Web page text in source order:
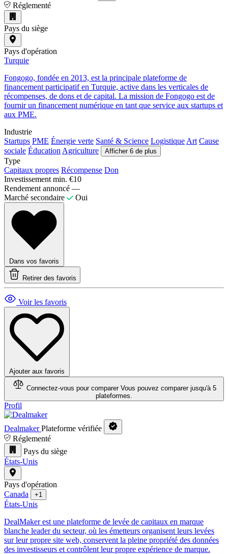
Réglementé
Pays du siège
Pays d'opération
Turquie
Fongogo, fondée en 2013, est la principale plateforme de
financement participatif en Turquie, active dans les verticales de
récompenses, de dons et de capital. La mission de Fongogo est de
fournir un financement numérique en tant que service aux startups et
aux PME.
Industrie
Startups PME Énergie verte Santé & Science Logistique Art Cause
sociale Éducation Agriculture Afficher 6 de plus
Type
Capitaux propres Récompense Don
Investissement min. €10
Rendement annoncé —
Marché secondaire
Oui
Dans vos favoris
Retirer des favoris
Voir les favoris
Ajouter aux favoris
Connectez-vous pour comparer Vous pouvez comparer jusqu'à 5
plateformes.
Profil
Dealmaker Plateforme vérifiée
Réglementé
Pays du siège
États-Unis
Pays d'opération
Canada
+1
États-Unis
DealMaker est une plateforme de levée de capitaux en marque
blanche leader du secteur, où les émetteurs organisent leurs levées
sur leur propre site web, conservent la pleine propriété des données
des investisseurs et contrôlent leur propre expérience de marque.